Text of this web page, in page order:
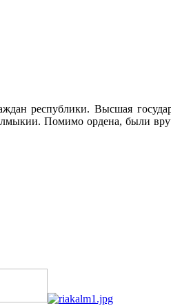
республики. Высшая
Помимо ордена, были